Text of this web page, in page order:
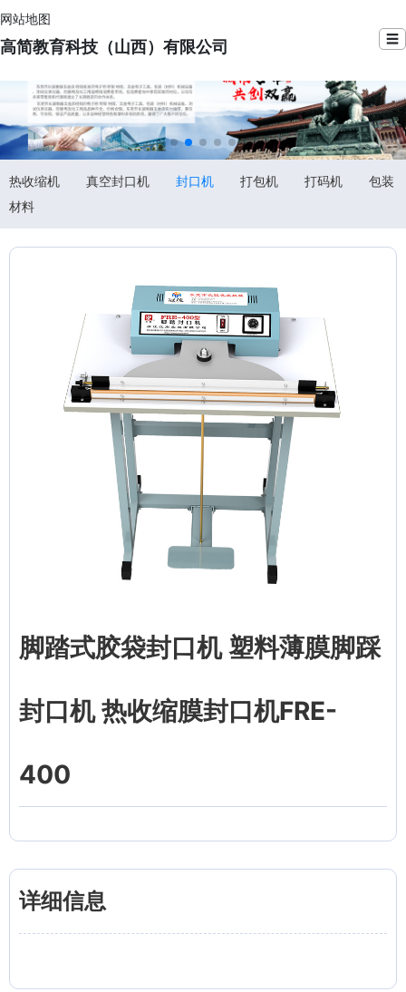
网站地图
高简教育科技（山西）有限公司 ☰
热收缩机 真空封口机 封口机 打包机 打码机
包装
材料
脚踏式胶袋封口机 塑料薄膜脚踩
封口机 热收缩膜封口机FRE-
400
详细信息